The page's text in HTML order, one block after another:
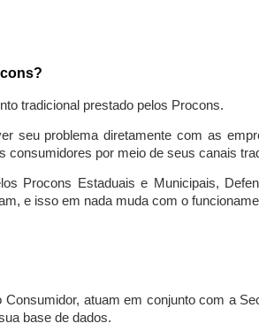
tradicional prestado pelos Procons.
seu problema diretamente com as
por meio de seus canais
Procons Estaduais e Municipais,
e isso em nada muda com o
atuam em conjunto com a
base de dados.